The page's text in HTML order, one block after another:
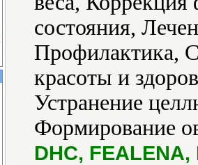
состояния,
Профилактика,
красоты и
Устранение
Формирование
DHC, FEALENA,